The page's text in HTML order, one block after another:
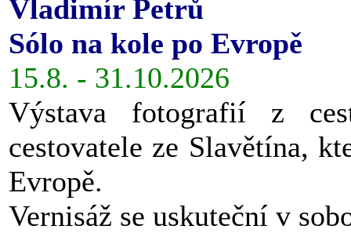
Vladimír Petrů
Sólo na kole po Evropě
15.8. - 31.10.2026
Výstava fotografií z
cestovatele ze Slavětína,
Evropě.
Vernisáž se uskuteční v